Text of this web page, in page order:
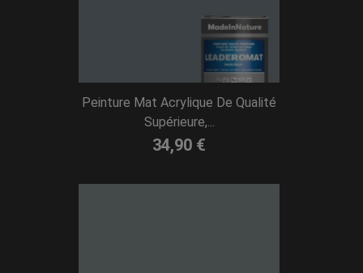
Peinture Mat Acrylique De Qualité
Supérieure,...
34,90 €